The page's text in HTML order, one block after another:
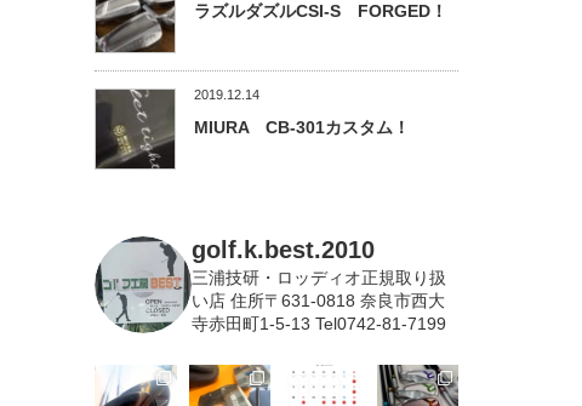
ラズルダズルCSI-S FORGED！
2019.12.14
MIURA CB-301カスタム！
golf.k.best.2010
三浦技研・ロッディオ正規取り扱
い店 住所〒631-0818 奈良市西大
寺赤田町1-5-13 Tel0742-81-7199